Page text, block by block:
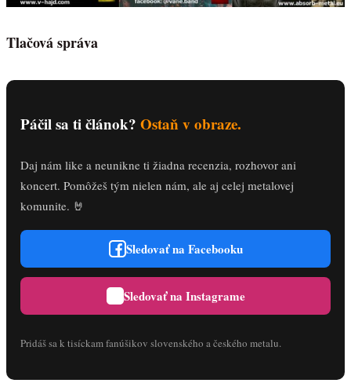
Tlačová správa
Páčil sa ti článok? Ostaň v obraze.
Daj nám like a neunikne ti žiadna recenzia, rozhovor ani
koncert. Pomôžeš tým nielen nám, ale aj celej metalovej
komunite. 🤘
Sledovať na Facebooku
Sledovať na Instagrame
Pridáš sa k tisíckam fanúšikov slovenského a českého metalu.